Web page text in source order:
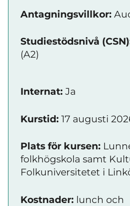
Antagningsvillkor:
Studiestödsnivå
(A2)
Internat: Ja
Kurstid: 17 augusti
Plats för kursen:
folkhögskola samt
Folkuniversitetet i
Kostnader: lunch och